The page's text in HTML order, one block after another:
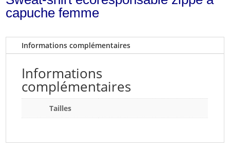
capuche femme
Informations complémentaires
Informations
complémentaires
Tailles